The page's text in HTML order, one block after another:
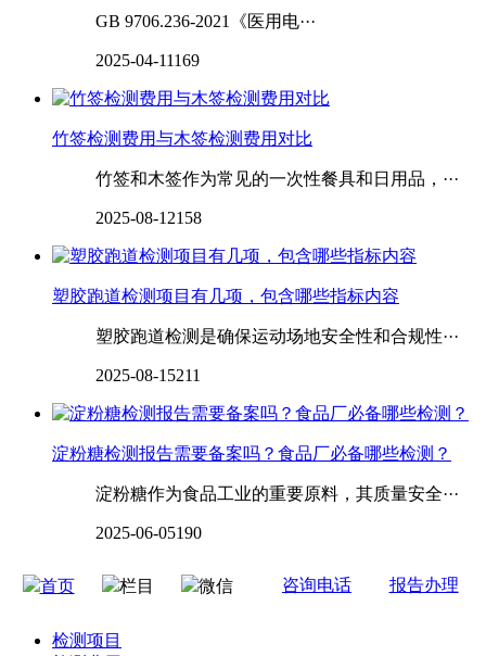
GB 9706.236-2021《医用电···
2025-04-11169
竹签检测费用与木签检测费用对比
竹签和木签作为常见的一次性餐具和日用品，···
2025-08-12158
塑胶跑道检测项目有几项，包含哪些指标内容
塑胶跑道检测是确保运动场地安全性和合规性···
2025-08-15211
淀粉糖检测报告需要备案吗？食品厂必备哪些检测？
淀粉糖作为食品工业的重要原料，其质量安全···
2025-06-05190
首页 栏目 微信 咨询电话 报告办理
检测项目